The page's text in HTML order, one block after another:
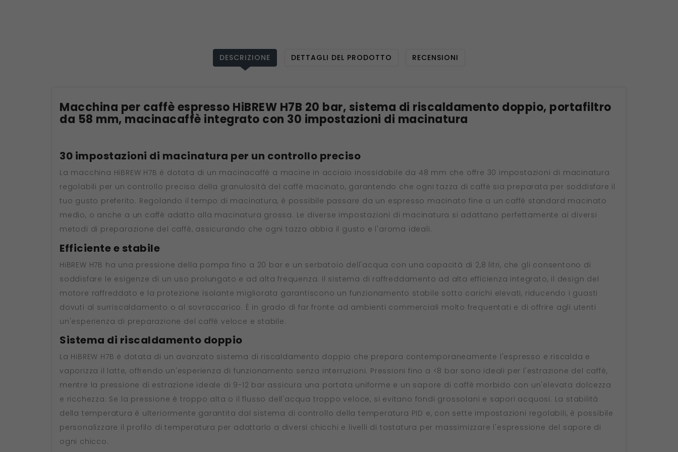
DESCRIZIONE DETTAGLI DEL PRODOTTO RECENSIONI
Macchina per caffè espresso HiBREW H7B 20 bar, sistema di riscaldamento doppio, portafiltro
da 58 mm, macinacaffè integrato con 30 impostazioni di macinatura
30 impostazioni di macinatura per un controllo preciso
La macchina HiBREW H7B è dotata di un macinacaffè a macine in acciaio inossidabile da 48 mm che offre 30 impostazioni di macinatura
regolabili per un controllo preciso della granulosità del caffè macinato, garantendo che ogni tazza di caffè sia preparata per soddisfare il
tuo gusto preferito. Regolando il tempo di macinatura, è possibile passare da un espresso macinato fine a un caffè standard macinato
medio, o anche a un caffè adatto alla macinatura grossa. Le diverse impostazioni di macinatura si adattano perfettamente ai diversi
metodi di preparazione del caffè, assicurando che ogni tazza abbia il gusto e l'aroma ideali.
Efficiente e stabile
HiBREW H7B ha una pressione della pompa fino a 20 bar e un serbatoio dell'acqua con una capacità di 2,8 litri, che gli consentono di
soddisfare le esigenze di un uso prolungato e ad alta frequenza. Il sistema di raffreddamento ad alta efficienza integrato, il design del
motore raffreddato e la protezione isolante migliorata garantiscono un funzionamento stabile sotto carichi elevati, riducendo i guasti
dovuti al surriscaldamento o al sovraccarico. È in grado di far fronte ad ambienti commerciali molto frequentati e di offrire agli utenti
un'esperienza di preparazione del caffè veloce e stabile.
Sistema di riscaldamento doppio
La HiBREW H7B è dotata di un avanzato sistema di riscaldamento doppio che prepara contemporaneamente l'espresso e riscalda e
vaporizza il latte, offrendo un'esperienza di funzionamento senza interruzioni. Pressioni fino a <8 bar sono ideali per l'estrazione del caffè,
mentre la pressione di estrazione ideale di 9-12 bar assicura una portata uniforme e un sapore di caffè morbido con un'elevata dolcezza
e ricchezza. Se la pressione è troppo alta o il flusso dell'acqua troppo veloce, si evitano fondi grossolani e sapori acquosi. La stabilità
della temperatura è ulteriormente garantita dal sistema di controllo della temperatura PID e, con sette impostazioni regolabili, è possibile
personalizzare il profilo di temperatura per adattarlo a diversi chicchi e livelli di tostatura per massimizzare l'espressione del sapore di
ogni chicco.